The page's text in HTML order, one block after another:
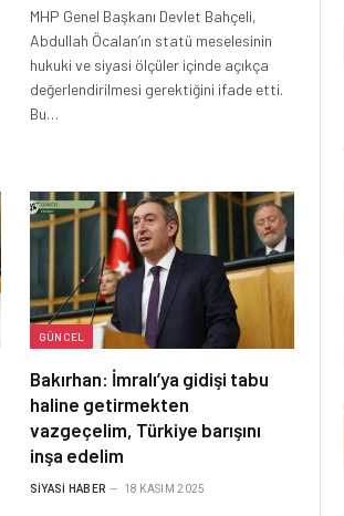
MHP Genel Başkanı Devlet Bahçeli,
Abdullah Öcalan’ın statü meselesinin
hukuki ve siyasi ölçüler içinde açıkça
değerlendirilmesi gerektiğini ifade etti.
Bu…
GÜNCEL
Bakırhan: İmralı’ya gidişi tabu
haline getirmekten
vazgeçelim, Türkiye barışını
inşa edelim
SIYASI HABER 18 KASIM 2025